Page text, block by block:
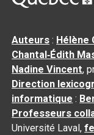
Auteurs : Hélène
Chantal‑Édith
Nadine Vincent,
Direction
informatique :
Professeurs
Université Laval,